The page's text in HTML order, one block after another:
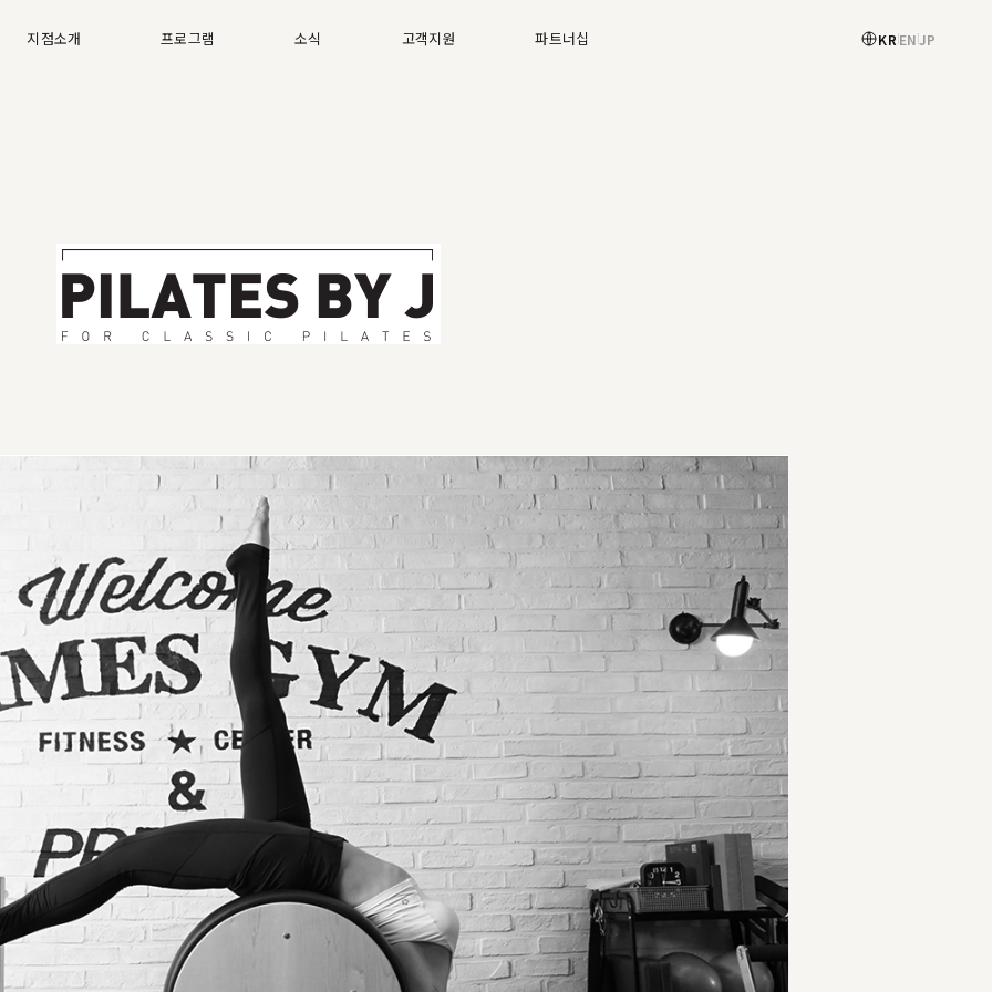
지점소개 프로그램 소식 고객지원 파트너십 KRENJP